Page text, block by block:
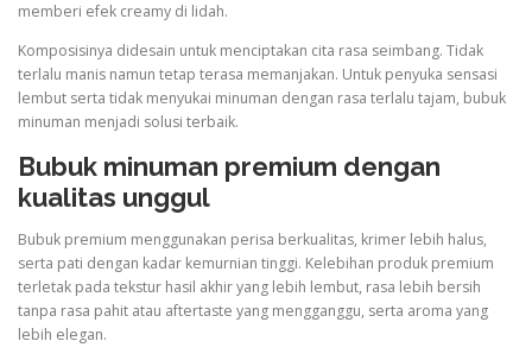
memberi efek creamy di lidah.
Komposisinya didesain untuk menciptakan cita rasa seimbang. Tidak
terlalu manis namun tetap terasa memanjakan. Untuk penyuka sensasi
lembut serta tidak menyukai minuman dengan rasa terlalu tajam, bubuk
minuman menjadi solusi terbaik.
Bubuk minuman premium dengan
kualitas unggul
Bubuk premium menggunakan perisa berkualitas, krimer lebih halus,
serta pati dengan kadar kemurnian tinggi. Kelebihan produk premium
terletak pada tekstur hasil akhir yang lebih lembut, rasa lebih bersih
tanpa rasa pahit atau aftertaste yang mengganggu, serta aroma yang
lebih elegan.